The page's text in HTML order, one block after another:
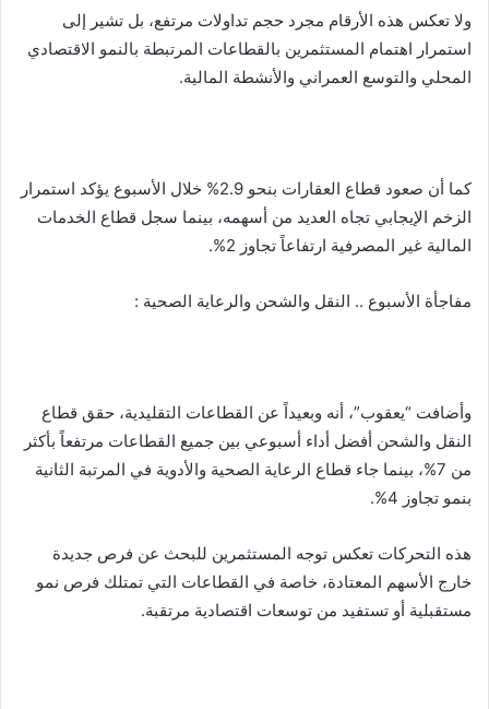
ولا تعكس هذه الأرقام مجرد حجم تداولات مرتفع، بل تشير إلى
استمرار اهتمام المستثمرين بالقطاعات المرتبطة بالنمو الاقتصادي
المحلي والتوسع العمراني والأنشطة المالية.
كما أن صعود قطاع العقارات بنحو 2.9% خلال الأسبوع يؤكد استمرار
الزخم الإيجابي تجاه العديد من أسهمه، بينما سجل قطاع الخدمات
المالية غير المصرفية ارتفاعاً تجاوز 2%.
مفاجأة الأسبوع .. النقل والشحن والرعاية الصحية :
وأضافت “يعقوب”، أنه وبعيداً عن القطاعات التقليدية، حقق قطاع
النقل والشحن أفضل أداء أسبوعي بين جميع القطاعات مرتفعاً بأكثر
من 7%، بينما جاء قطاع الرعاية الصحية والأدوية في المرتبة الثانية
بنمو تجاوز 4%.
هذه التحركات تعكس توجه المستثمرين للبحث عن فرص جديدة
خارج الأسهم المعتادة، خاصة في القطاعات التي تمتلك فرص نمو
مستقبلية أو تستفيد من توسعات اقتصادية مرتقبة.